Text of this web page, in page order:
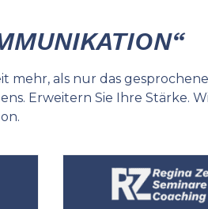
mehr, als nur das
Erweitern Sie Ihre Stärke.